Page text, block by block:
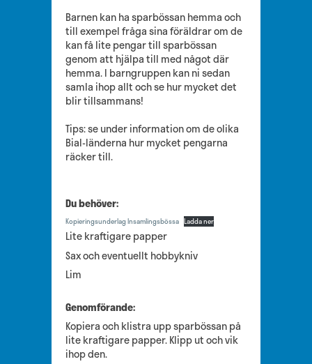
Barnen kan ha sparbössan hemma och
till exempel fråga sina föräldrar om de
kan få lite pengar till sparbössan
genom att hjälpa till med något där
hemma. I barngruppen kan ni sedan
samla ihop allt och se hur mycket det
blir tillsammans!
Tips: se under information om de olika
Bial-länderna hur mycket pengarna
räcker till.
Du behöver:
Kopieringsunderlag Insamlingsbössa Ladda ner
Lite kraftigare papper
Sax och eventuellt hobbykniv
Lim
Genomförande:
Kopiera och klistra upp sparbössan på
lite kraftigare papper. Klipp ut och vik
ihop den.